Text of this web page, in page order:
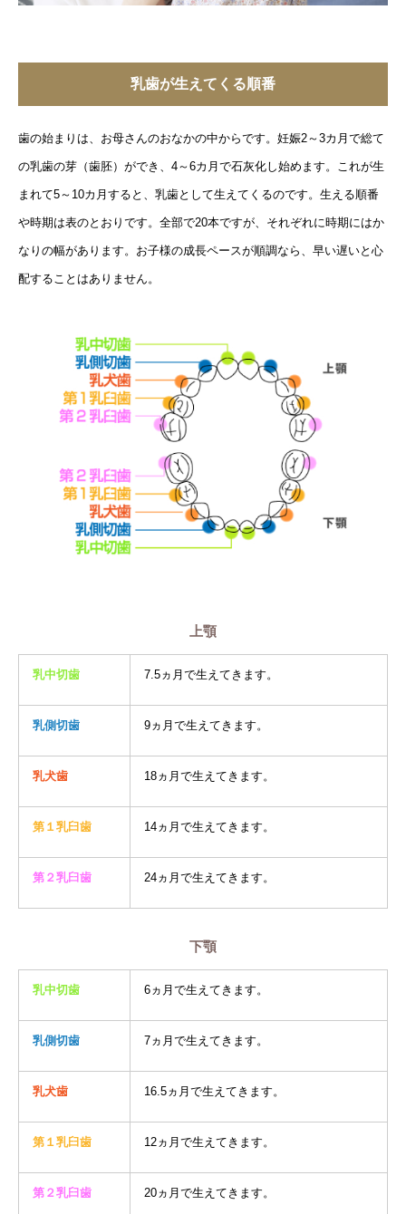
乳歯が生えてくる順番
歯の始まりは、お母さんのおなかの中からです。妊娠2～3カ月で総て
の乳歯の芽（歯胚）ができ、4～6カ月で石灰化し始めます。これが生
まれて5～10カ月すると、乳歯として生えてくるのです。生える順番
や時期は表のとおりです。全部で20本ですが、それぞれに時期にはか
なりの幅があります。お子様の成長ペースが順調なら、早い遅いと心
配することはありません。
上顎
乳中切歯 7.5ヵ月で生えてきます。
乳側切歯 9ヵ月で生えてきます。
乳犬歯 18ヵ月で生えてきます。
第１乳臼歯 14ヵ月で生えてきます。
第２乳臼歯 24ヵ月で生えてきます。
下顎
乳中切歯 6ヵ月で生えてきます。
乳側切歯 7ヵ月で生えてきます。
乳犬歯 16.5ヵ月で生えてきます。
第１乳臼歯 12ヵ月で生えてきます。
第２乳臼歯 20ヵ月で生えてきます。